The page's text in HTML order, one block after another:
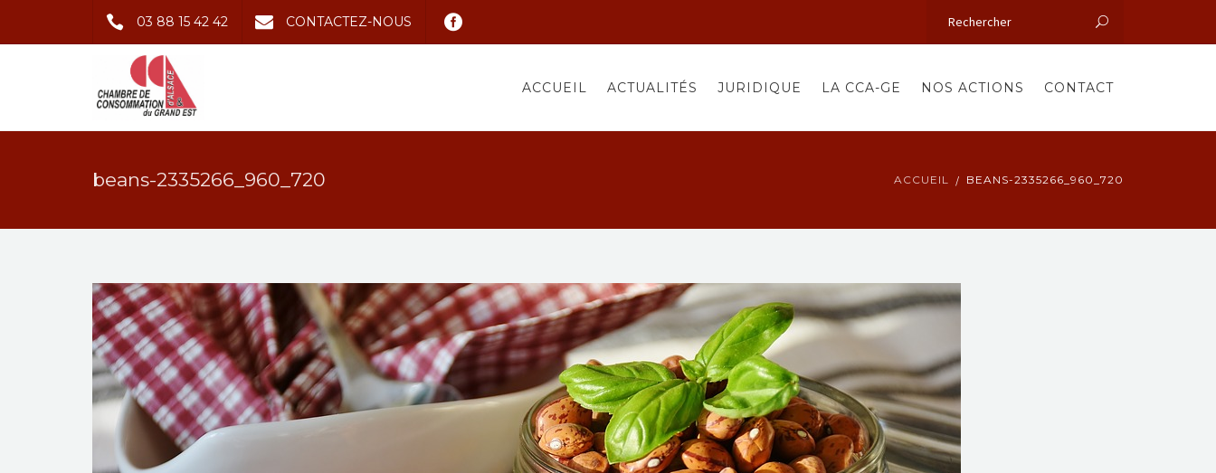
03 88 15 42 42 CONTACTEZ-NOUS
ACCUEIL ACTUALITÉS JURIDIQUE LA CCA-GE NOS ACTIONS CONTACT
beans-2335266_960_720 ACCUEIL BEANS-2335266_960_720